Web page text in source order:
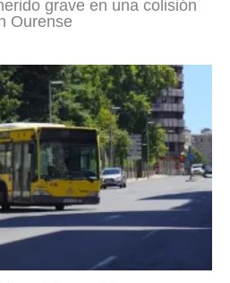
grave en una colisión
Ourense